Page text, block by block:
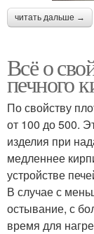
читать дальше →
Всё о
печного
По свойству
от 100 до 500.
изделия при
медленнее
устройстве
В случае с
остывание, с
время для